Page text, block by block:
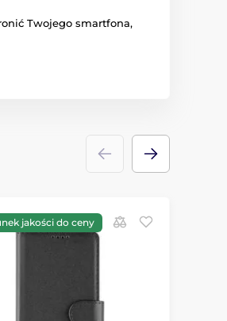
Twojego smartfona,
jakości do ceny